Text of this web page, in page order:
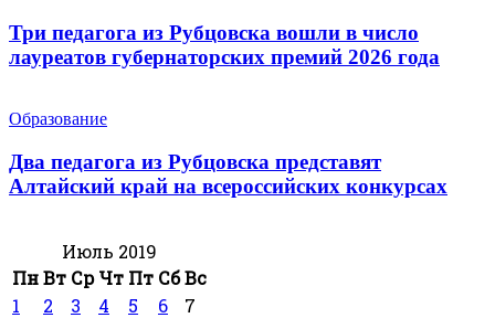
Три педагога из Рубцовска вошли в число
лауреатов губернаторских премий 2026 года
Образование
Два педагога из Рубцовска представят
Алтайский край на всероссийских конкурсах
Июль 2019
ПнВт Ср Чт Пт СбВс
1
2 3 4 5 6
7